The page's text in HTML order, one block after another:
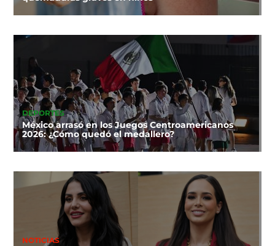
DEPORTES
México arrasó en los Juegos Centroamericanos
2026: ¿Cómo quedó el medallero?
NOTICIAS